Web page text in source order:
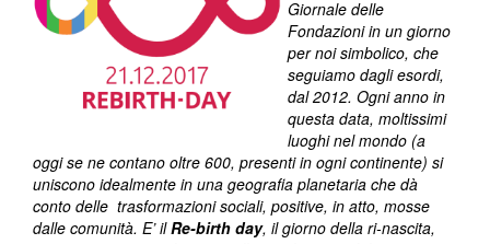
Giornale delle
Fondazioni in un giorno
per noi simbolico, che
seguiamo dagli esordi,
dal 2012. Ogni anno in
questa data, moltissimi
luoghi nel mondo (a
oggi se ne contano oltre 600, presenti in ogni continente) si
uniscono idealmente in una geografia planetaria che dà
conto delle trasformazioni sociali, positive, in atto, mosse
dalle comunità. E’ ilRe-birth day, il giorno della ri-nascita,